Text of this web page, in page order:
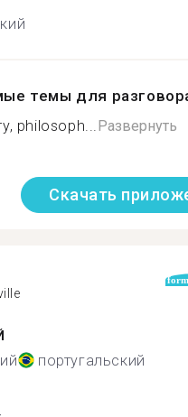
темы для
philosoph...Развернуть
Скачать
португальский